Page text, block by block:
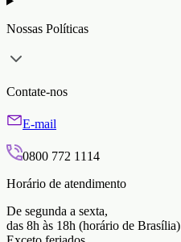
Nossas Políticas
Contate-nos
E-mail
0800 772 1114
Horário de atendimento
De segunda a sexta,
das 8h às 18h (horário de Brasília)